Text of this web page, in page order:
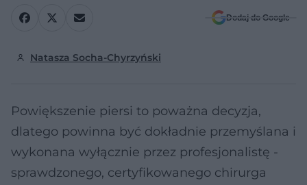
Dodaj do Google
Natasza Socha-Chyrzyński
Powiększenie piersi to poważna decyzja,
dlatego powinna być dokładnie przemyślana i
wykonana wyłącznie przez profesjonalistę -
sprawdzonego, certyfikowanego chirurga